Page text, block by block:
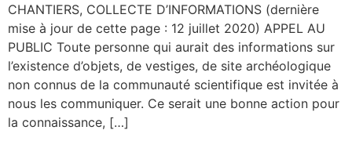
CHANTIERS, COLLECTE D’INFORMATIONS (dernière
mise à jour de cette page : 12 juillet 2020) APPEL AU
PUBLIC Toute personne qui aurait des informations sur
l’existence d’objets, de vestiges, de site archéologique
non connus de la communauté scientifique est invitée à
nous les communiquer. Ce serait une bonne action pour
la connaissance, […]